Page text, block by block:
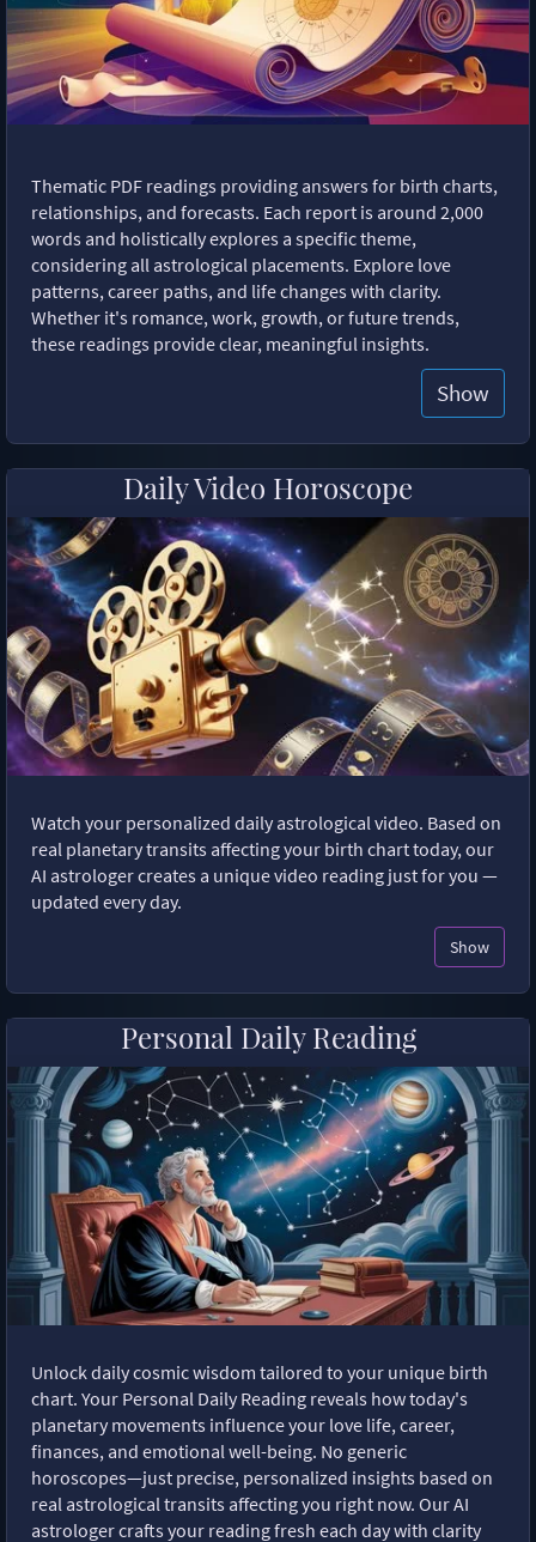
Thematic PDF readings providing answers for birth charts,
relationships, and forecasts. Each report is around 2,000
words and holistically explores a specific theme,
considering all astrological placements. Explore love
patterns, career paths, and life changes with clarity.
Whether it's romance, work, growth, or future trends,
these readings provide clear, meaningful insights.
Show
Daily Video Horoscope
Watch your personalized daily astrological video. Based on
real planetary transits affecting your birth chart today, our
AI astrologer creates a unique video reading just for you —
updated every day.
Show
Personal Daily Reading
Unlock daily cosmic wisdom tailored to your unique birth
chart. Your Personal Daily Reading reveals how today's
planetary movements influence your love life, career,
finances, and emotional well-being. No generic
horoscopes—just precise, personalized insights based on
real astrological transits affecting you right now. Our AI
astrologer crafts your reading fresh each day with clarity